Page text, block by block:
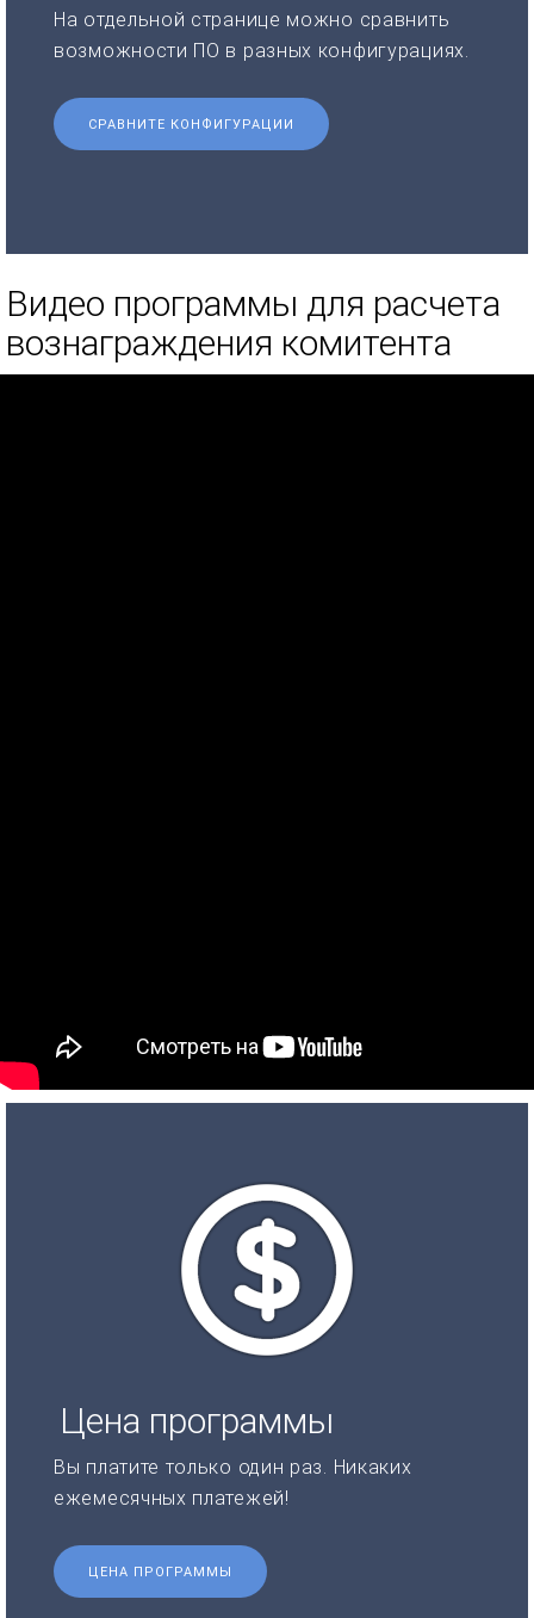
На отдельной странице можно сравнить
возможности ПО в разных конфигурациях.
СРАВНИТЕ КОНФИГУРАЦИИ
Видео программы для расчета
вознаграждения комитента
Цена программы
Вы платите только один раз. Никаких
ежемесячных платежей!
ЦЕНА ПРОГРАММЫ